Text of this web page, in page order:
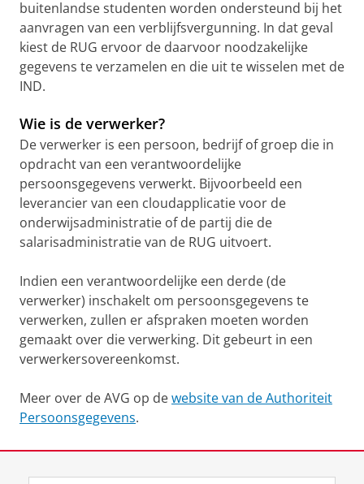
buitenlandse studenten worden ondersteund bij het
aanvragen van een verblijfsvergunning. In dat geval
kiest de RUG ervoor de daarvoor noodzakelijke
gegevens te verzamelen en die uit te wisselen met de
IND.
Wie is de verwerker?
De verwerker is een persoon, bedrijf of groep die in
opdracht van een verantwoordelijke
persoonsgegevens verwerkt. Bijvoorbeeld een
leverancier van een cloudapplicatie voor de
onderwijsadministratie of de partij die de
salarisadministratie van de RUG uitvoert.
Indien een verantwoordelijke een derde (de
verwerker) inschakelt om persoonsgegevens te
verwerken, zullen er afspraken moeten worden
gemaakt over die verwerking. Dit gebeurt in een
verwerkersovereenkomst.
Meer over de AVG op dewebsite van de Authoriteit
Persoonsgegevens.